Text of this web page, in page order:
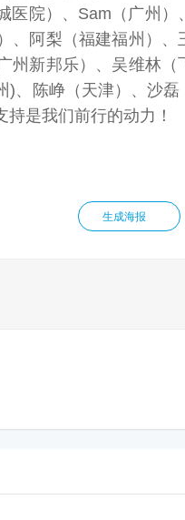
医院）、Sam（广州
、阿梨（福建福州）
州新邦乐）、吴维林
、陈峥（天津）、沙
是我们前行的动力！
生成海报